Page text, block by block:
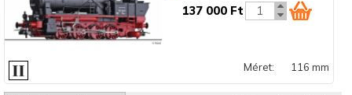
137 000 Ft
Méret: 116 mm